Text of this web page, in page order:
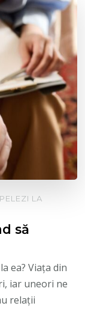
LA
să
ea? Viața din
iar uneori ne
relații